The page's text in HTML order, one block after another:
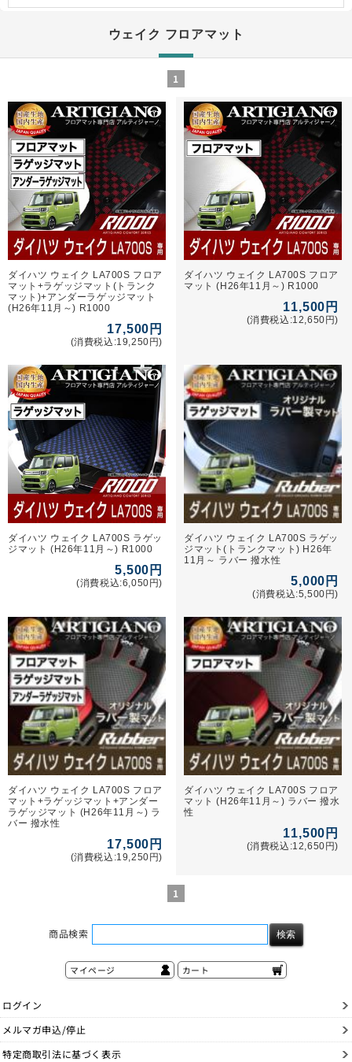
ウェイク フロアマット
1
ダイハツ ウェイク LA700S フロア
マット+ラゲッジマット(トランク
マット)+アンダーラゲッジマット
(H26年11月～) R1000
17,500円
(消費税込:19,250円)
ダイハツ ウェイク LA700S フロア
マット (H26年11月～) R1000
11,500円
(消費税込:12,650円)
ダイハツ ウェイク LA700S ラゲッ
ジマット (H26年11月～) R1000
5,500円
(消費税込:6,050円)
ダイハツ ウェイク LA700S ラゲッ
ジマット(トランクマット) H26年
11月～ ラバー 撥水性
5,000円
(消費税込:5,500円)
ダイハツ ウェイク LA700S フロア
マット+ラゲッジマット+アンダー
ラゲッジマット (H26年11月～) ラ
バー 撥水性
17,500円
(消費税込:19,250円)
ダイハツ ウェイク LA700S フロア
マット (H26年11月～) ラバー 撥水
性
11,500円
(消費税込:12,650円)
1
商品検索
マイページ カート
ログイン
メルマガ申込/停止
特定商取引法に基づく表示